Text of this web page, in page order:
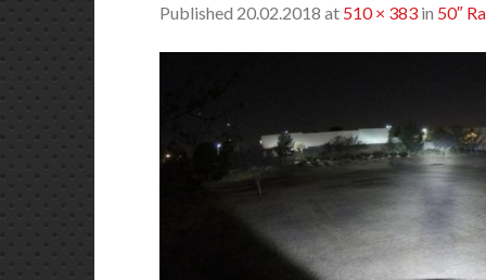
Published 20.02.2018 at 510 × 383 in 50″